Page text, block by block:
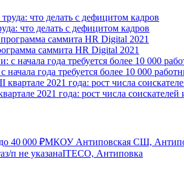
что делать с дефицитом кадров
саммита HR Digital 2021
года требуется более 10 000
2021 года: рост числа соискателей
40 000 ₽МКОУ Антиповская СШ,
з/п не указанаITECO, Антиповка